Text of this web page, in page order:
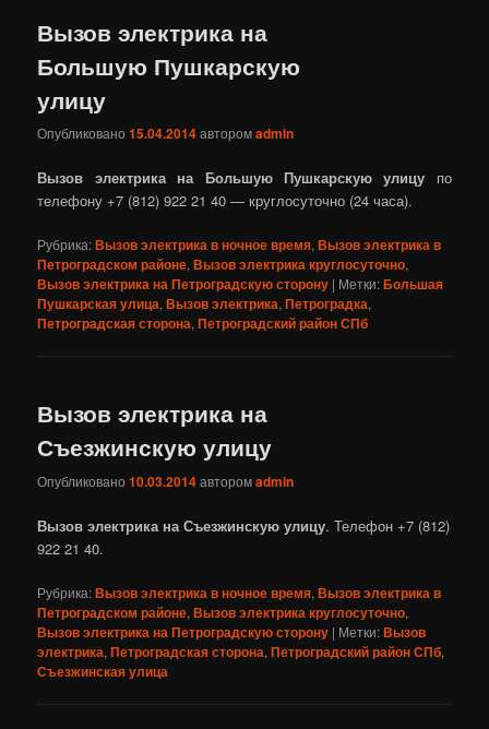
Вызов электрика на
Большую Пушкарскую
улицу
Опубликовано15.04.2014авторомadmin
Вызов электрика на Большую Пушкарскую улицу по
телефону +7 (812) 922 21 40 — круглосуточно (24 часа).
Рубрика:Вызов электрика в ночное время,Вызов электрика в
Петроградском районе,Вызов электрика круглосуточно,
Вызов электрика на Петроградскую сторону | Метки:Большая
Пушкарская улица,Вызов электрика,Петроградка,
Петроградская сторона,Петроградский район СПб
Вызов электрика на
Съезжинскую улицу
Опубликовано10.03.2014авторомadmin
Вызов электрика на Съезжинскую улицу. Телефон +7 (812)
922 21 40.
Рубрика:Вызов электрика в ночное время,Вызов электрика в
Петроградском районе,Вызов электрика круглосуточно,
Вызов электрика на Петроградскую сторону | Метки:Вызов
электрика,Петроградская сторона,Петроградский район СПб,
Съезжинская улица